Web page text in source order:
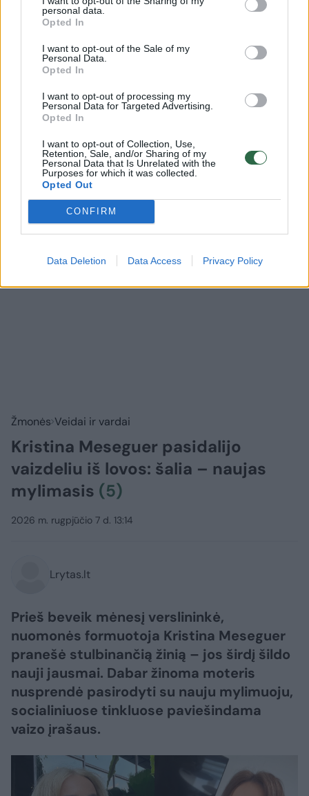
personal data.
Opted In
I want to opt-out of the Sale of my
Personal Data.
Opted In
I want to opt-out of processing my
Personal Data for Targeted Advertising.
Opted In
I want to opt-out of Collection, Use,
Retention, Sale, and/or Sharing of my
Personal Data that Is Unrelated with the
Purposes for which it was collected.
Opted Out
CONFIRM
Data Deletion Data Access Privacy Policy
Komentuoti po šiuo straipsniu
Komentuoti gali tik Lrytas registruoti vartotojai.
Prisijunkite prie registruotų vartotojų
bendruomenės ir bendraukite komentaruose!
Rodyti komentarus
Prisijungti komentatoriams
Žmonės Veidai ir vardai
Kristina Meseguer pasidalijo
vaizdeliu iš lovos: šalia – naujas
mylimasis (5)
2026 m. rugpjūčio 7 d. 13:14
Lrytas.lt
Prieš beveik mėnesį verslininkė,
nuomonės formuotoja Kristina Meseguer
pranešė stulbinančią žinią – jos širdį šildo
nauji jausmai. Dabar žinoma moteris
nusprendė pasirodyti su nauju mylimuoju,
socialiniuose tinkluose paviešindama
vaizo įrašaus.